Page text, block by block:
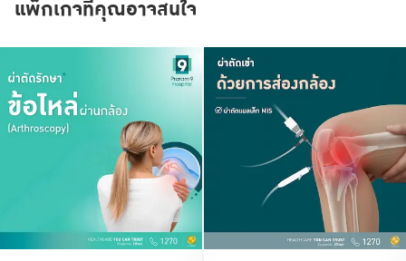
แพ็กเกจที่คุณอาจสนใจ